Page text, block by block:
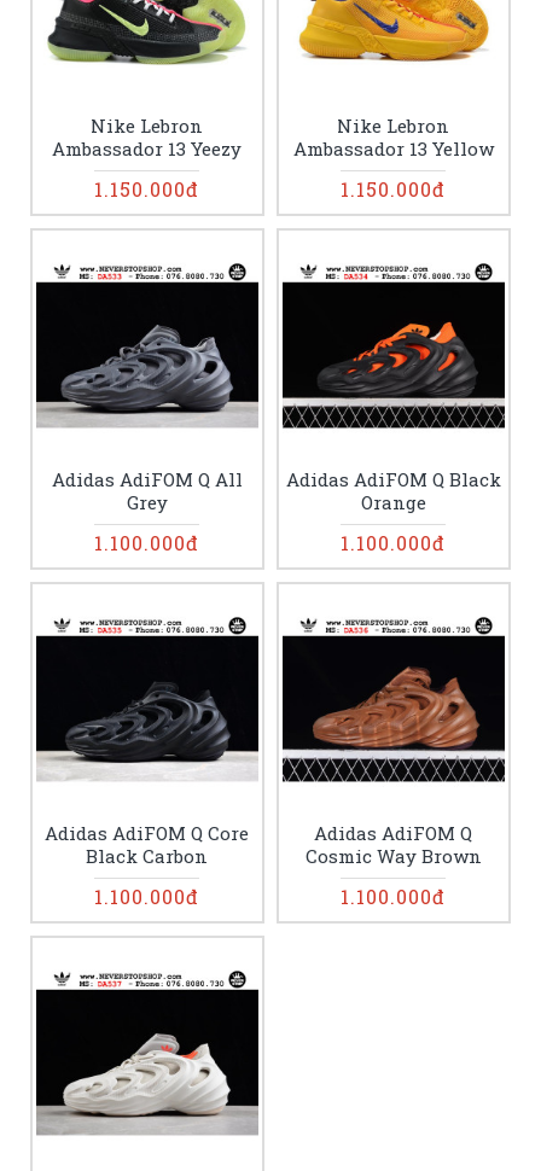
Nike Lebron
Ambassador 13 Yeezy
1.150.000đ
Nike Lebron
Ambassador 13 Yellow
1.150.000đ
Adidas AdiFOM Q All
Grey
1.100.000đ
Adidas AdiFOM Q Black
Orange
1.100.000đ
Adidas AdiFOM Q Core
Black Carbon
1.100.000đ
Adidas AdiFOM Q
Cosmic Way Brown
1.100.000đ